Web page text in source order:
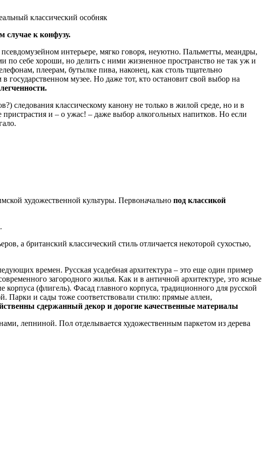
классический особняк
случае к конфузу.
интерьере, мягко говоря, неуютно. Пальметты, меандры,
по себе хороши, но делить с ними жизненное пространство не так уж и
плеерам, бутылке пива, наконец, как столь тщательно
государственном музее. Но даже тот, кто остановит свой выбор на
следования классическому канону не только в жилой среде, но и в
и – о ужас! – даже выбор алкогольных напитков. Но если
художественной культуры. Первоначально под классикой
а британский классический стиль отличается некоторой сухостью,
времен. Русская усадебная архитектура – это еще один пример
загородного жилья. Как и в античной архитектуре, это ясные
(флигель). Фасад главного корпуса, традиционного для русской
Парки и сады тоже соответствовали стилю: прямые аллеи,
сдержанный декор и дорогие качественные материалы
лепниной. Пол отделывается художественным паркетом из дерева